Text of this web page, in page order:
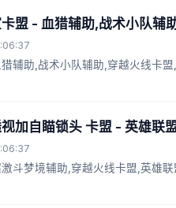
盟 - 血猎辅助,战术小队辅
辅助,战术小队辅助,穿越火线卡
加自瞄锁头 卡盟 - 英雄联
斗梦境辅助,穿越火线卡盟,英雄